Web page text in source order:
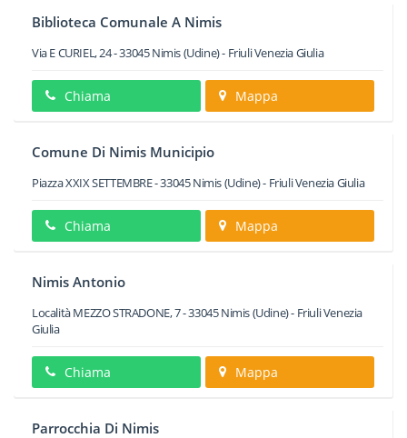
Biblioteca Comunale A Nimis
Via E CURIEL, 24-33045Nimis(Udine) - Friuli Venezia Giulia
Chiama Mappa
Comune Di Nimis Municipio
Piazza XXIX SETTEMBRE-33045Nimis(Udine) - Friuli Venezia Giulia
Chiama Mappa
Nimis Antonio
Località MEZZO STRADONE, 7-33045Nimis(Udine) - Friuli Venezia
Giulia
Chiama Mappa
Parrocchia Di Nimis